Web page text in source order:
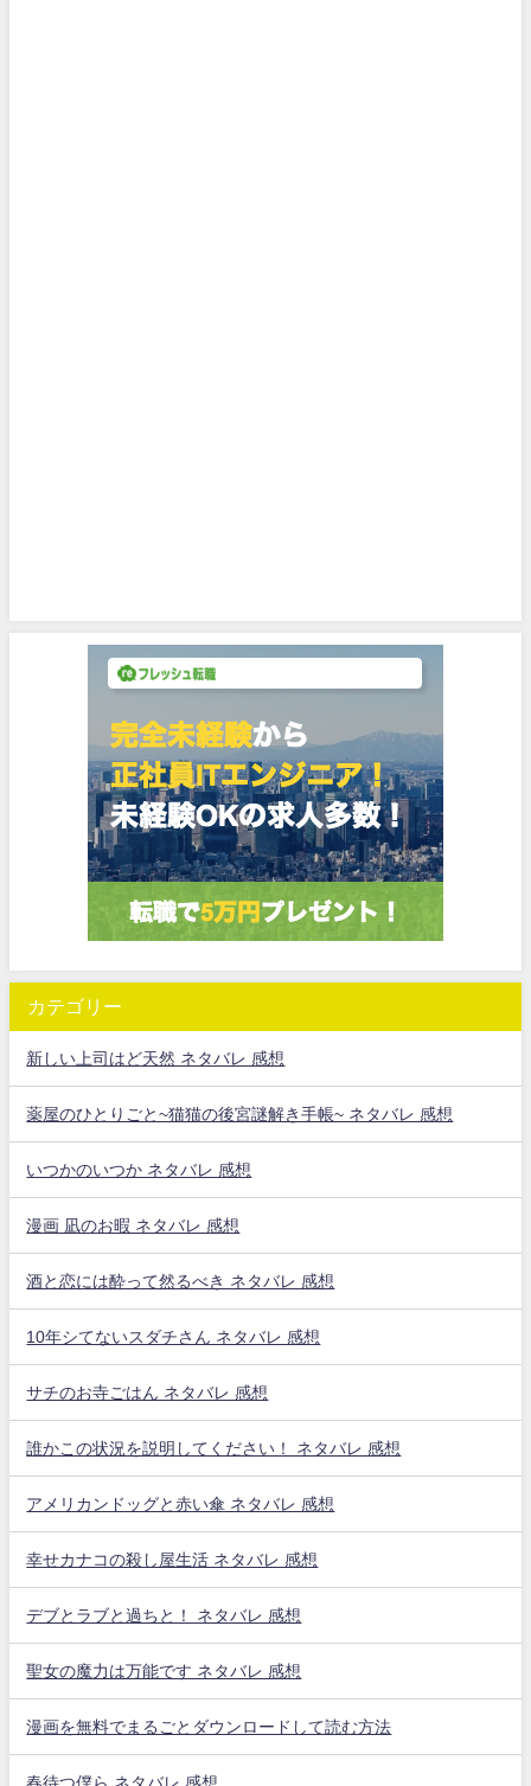
カテゴリー
新しい上司はど天然 ネタバレ 感想
薬屋のひとりごと~猫猫の後宮謎解き手帳~ ネタバレ 感想
いつかのいつか ネタバレ 感想
漫画 凪のお暇 ネタバレ 感想
酒と恋には酔って然るべき ネタバレ 感想
10年シてないスダチさん ネタバレ 感想
サチのお寺ごはん ネタバレ 感想
誰かこの状況を説明してください！ ネタバレ 感想
アメリカンドッグと赤い傘 ネタバレ 感想
幸せカナコの殺し屋生活 ネタバレ 感想
デブとラブと過ちと！ ネタバレ 感想
聖女の魔力は万能です ネタバレ 感想
漫画を無料でまるごとダウンロードして読む方法
春待つ僕ら ネタバレ 感想